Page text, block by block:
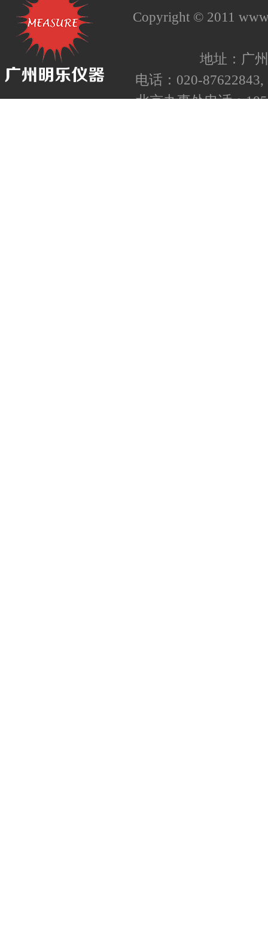
Copyright © 2011
地址：广
电话：020-
北京办事处电话：